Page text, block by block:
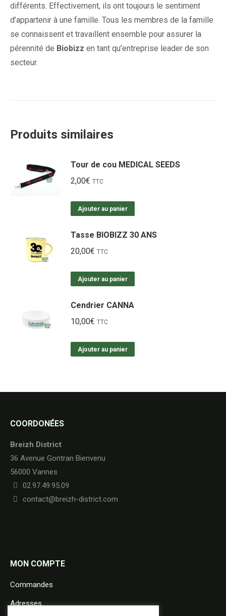
différents. Effectivement, ils ont toujours le sentiment
d’appartenir à une famille. Tous les membres de la famille
se connaissent et travaillent ensemble pour assurer la
pérennité de Biobizz en tant qu’entreprise leader de son
secteur.
Produits similaires
Tour de cou MEDICAL SEEDS
2,00€ TTC
Ajouter au panier
Tasse BIOBIZZ 30 ANS
20,00€ TTC
Ajouter au panier
Cendrier CANNA
10,00€ TTC
Ajouter au panier
COORDONÉES
Breizh District
36 Avenue Gontran Bienvenu
56000 Vannes
02.97.49.95.09
contact@breizh-district.com
MON COMPTE
Commandes
Adresses